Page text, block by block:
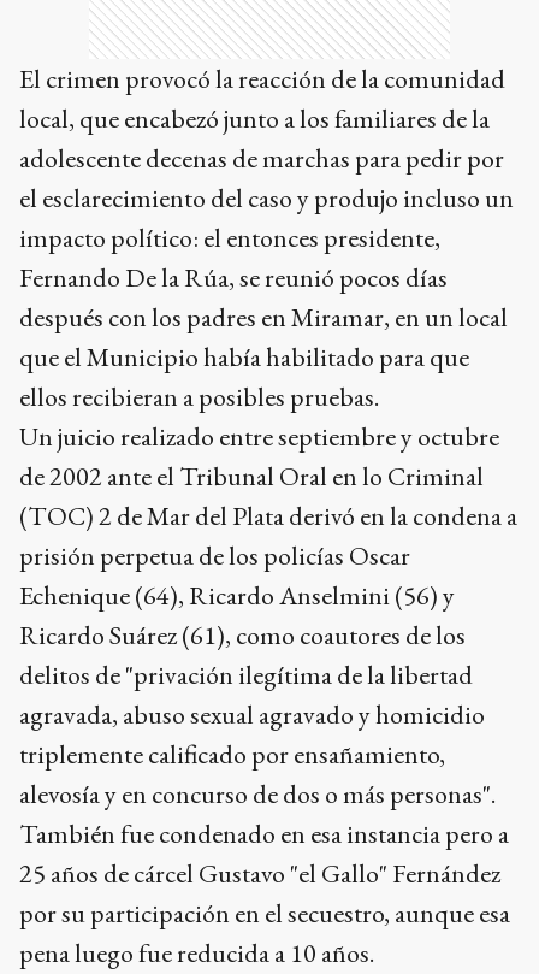
El crimen provocó la reacción de la comunidad
local, que encabezó junto a los familiares de la
adolescente decenas de marchas para pedir por
el esclarecimiento del caso y produjo incluso un
impacto político: el entonces presidente,
Fernando De la Rúa, se reunió pocos días
después con los padres en Miramar, en un local
que el Municipio había habilitado para que
ellos recibieran a posibles pruebas.
Un juicio realizado entre septiembre y octubre
de 2002 ante el Tribunal Oral en lo Criminal
(TOC) 2 de Mar del Plata derivó en la condena a
prisión perpetua de los policías Oscar
Echenique (64), Ricardo Anselmini (56) y
Ricardo Suárez (61), como coautores de los
delitos de "privación ilegítima de la libertad
agravada, abuso sexual agravado y homicidio
triplemente calificado por ensañamiento,
alevosía y en concurso de dos o más personas".
También fue condenado en esa instancia pero a
25 años de cárcel Gustavo "el Gallo" Fernández
por su participación en el secuestro, aunque esa
pena luego fue reducida a 10 años.